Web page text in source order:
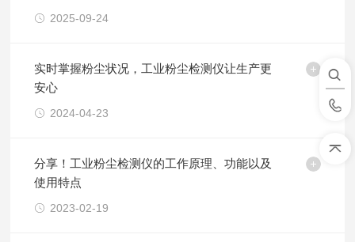
2025-09-24
实时掌握粉尘状况，工业粉尘检测仪让生产更
安心
2024-04-23
分享！工业粉尘检测仪的工作原理、功能以及
使用特点
2023-02-19